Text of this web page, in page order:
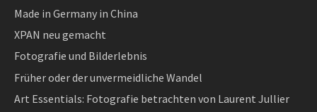
Made in Germany in China
XPAN neu gemacht
Fotografie und Bilderlebnis
Früher oder der unvermeidliche Wandel
Art Essentials: Fotografie betrachten von Laurent Jullier